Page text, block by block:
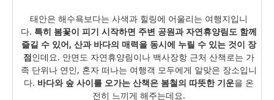
태안은 해수욕보다는 사색과 힐링에 어울리는 여행지입니
다. 특히 봄꽃이 피기 시작하면 주변 공원과 자연휴양림도 함께
즐길 수 있어, 산과 바다의 매력을 동시에 누릴 수 있는 것이 장
점인데요. 안면도 자연휴양림이나 백사장항 근처 산책로는 가
족 단위나 연인, 혼자 떠나는 여행객 모두에게 알맞은 장소입니
다. 바다와 숲 사이를 오가는 산책은 봄철의 따뜻한 기운을 온
전히 느끼게 해주는데요.